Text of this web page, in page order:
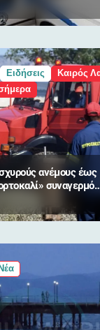
Ειδήσεις
Καιρός
ανέμους έως
συναγερμό